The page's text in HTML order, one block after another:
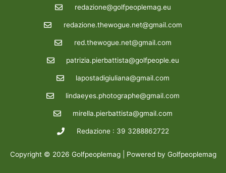
redazione@golfpeoplemag.eu
redazione.thewogue.net@gmail.com
red.thewogue.net@gmail.com
patrizia.pierbattista@golfpeople.eu
lapostadigiuliana@gmail.com
lindaeyes.photographe@gmail.com
mirella.pierbattista@gmail.com
Redazione : 39 3288862722
Copyright © 2026 Golfpeoplemag | Powered by Golfpeoplemag